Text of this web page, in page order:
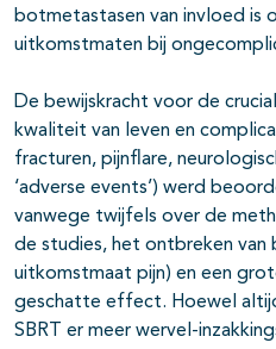
botmetastasen van invloed is
uitkomstmaten bij
De bewijskracht voor de
kwaliteit van leven en
fracturen, pijnflare,
‘adverse events’) werd
vanwege twijfels over de
de studies, het ontbreken van
uitkomstmaat pijn) en een
geschatte effect. Hoewel
SBRT er meer wervel-